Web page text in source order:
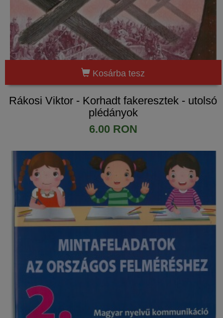
Kosárba tesz
Rákosi Viktor - Korhadt fakeresztek - utolsó
plédányok
6.00 RON